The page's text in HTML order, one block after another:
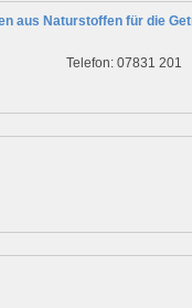
aus Naturstoffen für die
Telefon: 07831 201